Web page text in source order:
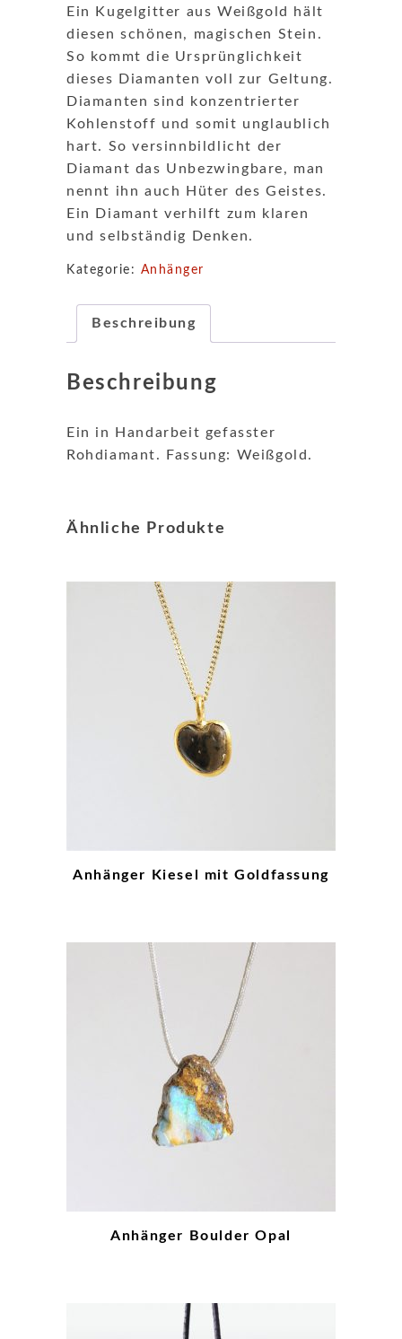
Ein Kugelgitter aus Weißgold hält
diesen schönen, magischen Stein.
So kommt die Ursprünglichkeit
dieses Diamanten voll zur Geltung.
Diamanten sind konzentrierter
Kohlenstoff und somit unglaublich
hart. So versinnbildlicht der
Diamant das Unbezwingbare, man
nennt ihn auch Hüter des Geistes.
Ein Diamant verhilft zum klaren
und selbständig Denken.
Kategorie: Anhänger
Beschreibung
Beschreibung
Ein in Handarbeit gefasster
Rohdiamant. Fassung: Weißgold.
Ähnliche Produkte
Anhänger Kiesel mit Goldfassung
Anhänger Boulder Opal